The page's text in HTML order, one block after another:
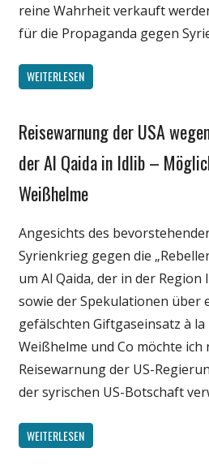
reine Wahrheit verkauft
für die Propaganda gegen
WEITERLESEN
Gesellschaft
Medien
Wissenschaft
Reisewarnung der USA
der Al Qaida in Idlib –
Weißhelme
Angesichts des
Syrienkrieg gegen die
um Al Qaida, der in der
sowie der Spekulationen über
gefälschten Giftgaseinsatz à la
Weißhelme und Co möchte ich
Reisewarnung der US-
der syrischen US-Botschaft
WEITERLESEN